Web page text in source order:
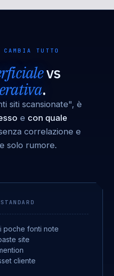
TUTTO
vs
.
siti scansionate", è
e con quale
correlazione e
solo rumore.
poche fonti note
site
cliente